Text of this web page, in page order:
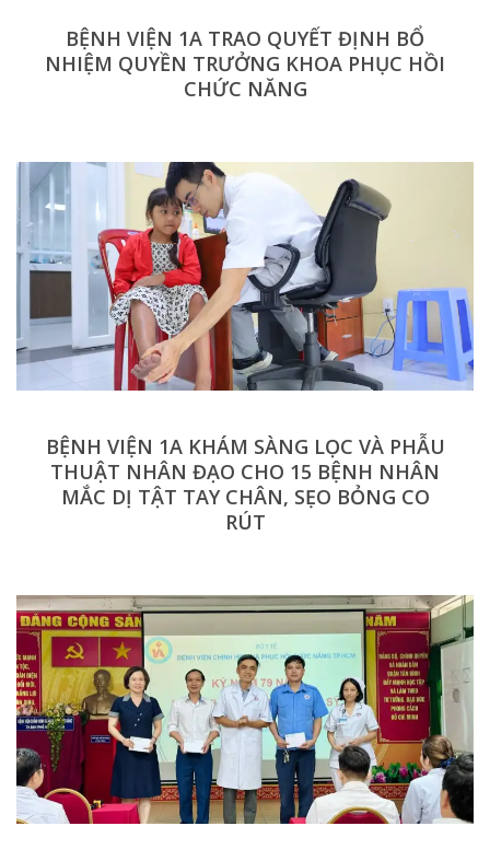
BỆNH VIỆN 1A TRAO QUYẾT ĐỊNH BỔ
NHIỆM QUYỀN TRƯỞNG KHOA PHỤC HỒI
CHỨC NĂNG
BỆNH VIỆN 1A KHÁM SÀNG LỌC VÀ PHẪU
THUẬT NHÂN ĐẠO CHO 15 BỆNH NHÂN
MẮC DỊ TẬT TAY CHÂN, SẸO BỎNG CO
RÚT